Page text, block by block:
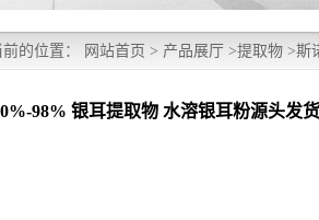
的位置： 网站首页 > 产品展厅 >提取物 >斯
98% 银耳提取物 水溶银耳粉源头发货